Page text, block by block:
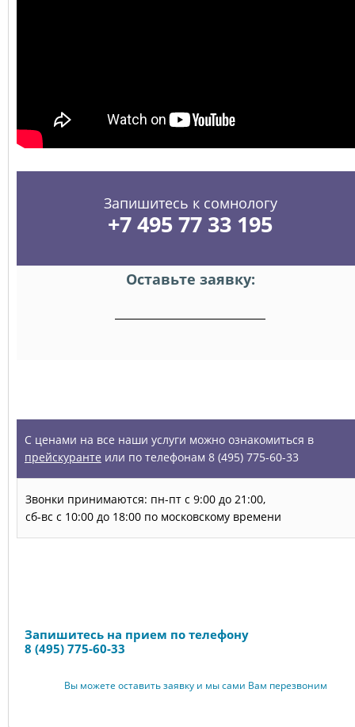
Запишитесь к сомнологу
+7 495 77 33 195
Оставьте заявку:
С ценами на все наши услуги можно ознакомиться в
прейскуранте или по телефонам 8 (495) 775-60-33
Звонки принимаются: пн-пт с 9:00 до 21:00,
сб-вс с 10:00 до 18:00 по московскому времени
Запишитесь на прием по телефону
8 (495) 775-60-33
Вы можете оставить заявку и мы сами Вам перезвоним